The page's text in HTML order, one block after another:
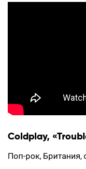
Coldplay,
Поп-рок, Британия,